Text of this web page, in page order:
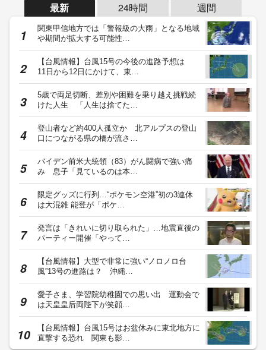
最新 24時間 週間
関東甲信地方では「警報級の大雨」となる地域
や期間が拡大する可能性…
【台風情報】台風15号の今後の進路予想は
11日から12日にかけて、東…
5歳で両足切断、差別や困難を乗り越え挑戦続
けた人生 「人生は捨てた…
登山者など約400人孤立か 北アルプスの登山
口につながる県の橋が流さ…
バイデン前米大統領（83）がん闘病で強い痛
み 息子「見ているのは本…
限定グッズに行列…“ポケモン空港”初の3連休
は大混雑 能登が「ポケ…
発言は「きれいに切り取られた」…地震直後の
パーティー開催「やって…
【台風情報】大型で非常に強い“ノロノロ台
風”13号の進路は？ 沖縄…
愛子さま、学習院幼稚園での思い出 運動会で
は天皇皇后両陛下が笑顔…
【台風情報】台風15号はお盆休みに東北地方に
直撃する恐れ 関東も影…